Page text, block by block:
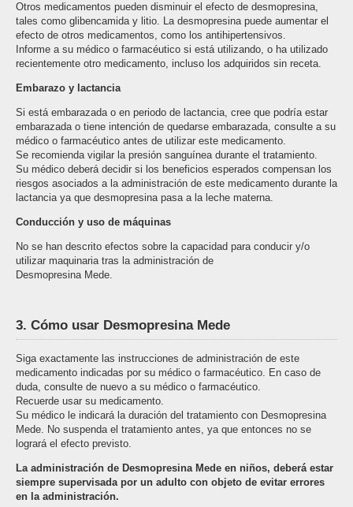
Otros medicamentos pueden disminuir el efecto de desmopresina,
tales como glibencamida y litio. La desmopresina puede aumentar el
efecto de otros medicamentos, como los antihipertensivos.
Informe a su médico o farmacéutico si está utilizando, o ha utilizado
recientemente otro medicamento, incluso los adquiridos sin receta.
Embarazo y lactancia
Si está embarazada o en periodo de lactancia, cree que podría estar
embarazada o tiene intención de quedarse embarazada, consulte a su
médico o farmacéutico antes de utilizar este medicamento.
Se recomienda vigilar la presión sanguínea durante el tratamiento.
Su médico deberá decidir si los beneficios esperados compensan los
riesgos asociados a la administración de este medicamento durante la
lactancia ya que desmopresina pasa a la leche materna.
Conducción y uso de máquinas
No se han descrito efectos sobre la capacidad para conducir y/o
utilizar maquinaria tras la administración de
Desmopresina Mede.
3. Cómo usar Desmopresina Mede
Siga exactamente las instrucciones de administración de este
medicamento indicadas por su médico o farmacéutico. En caso de
duda, consulte de nuevo a su médico o farmacéutico.
Recuerde usar su medicamento.
Su médico le indicará la duración del tratamiento con Desmopresina
Mede. No suspenda el tratamiento antes, ya que entonces no se
logrará el efecto previsto.
La administración de Desmopresina Mede en niños, deberá estar
siempre supervisada por un adulto con objeto de evitar errores
en la administración.